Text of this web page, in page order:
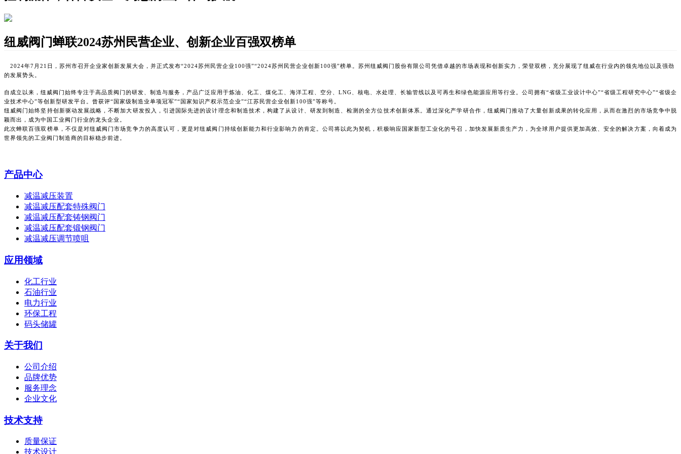
纽威阀门蝉联2024苏州民营企业、创新企业百强双榜单
2024年7月21日，苏州市召开企业家创新发展大会，并正式发布“2024苏州民营企业100强”“2024苏州民营企业创新100强”榜单。苏州纽威阀门股份有限公司凭借卓越的市场表现和创新实力，荣登双榜，充分展现了纽威在行业内的领先地位以及强劲
的发展势头。
自成立以来，纽威阀门始终专注于高品质阀门的研发、制造与服务，产品广泛应用于炼油、化工、煤化工、海洋工程、空分、 LNG、核电、水处理、长输管线以及可再生和绿色能源应用等行业。公司拥有“省级工业设计中心”“省级工程研究中心”“省级企
业技术中心”等创新型研发平台。曾获评“国家级制造业单项冠军”“国家知识产权示范企业”“江苏民营企业创新100强”等称号。
纽威阀门始终坚持创新驱动发展战略，不断加大研发投入，引进国际先进的设计理念和制造技术，构建了从设计、研发到制造、检测的全方位技术创新体系。通过深化产学研合作，纽威阀门推动了大量创新成果的转化应用，从而在激烈的市场竞争中脱
颖而出，成为中国工业阀门行业的龙头企业。
此次蝉联百强双榜单，不仅是对纽威阀门市场竞争力的高度认可，更是对纽威阀门持续创新能力和行业影响力的肯定。公司将以此为契机，积极响应国家新型工业化的号召，加快发展新质生产力，为全球用户提供更加高效、安全的解决方案，向着成为
世界领先的工业阀门制造商的目标稳步前进。
产品中心
减温减压装置
减温减压配套特殊阀门
减温减压配套铸钢阀门
减温减压配套锻钢阀门
减温减压调节喷咀
应用领域
化工行业
石油行业
电力行业
环保工程
码头储罐
关于我们
公司介绍
品牌优势
服务理念
企业文化
技术支持
质量保证
技术设计